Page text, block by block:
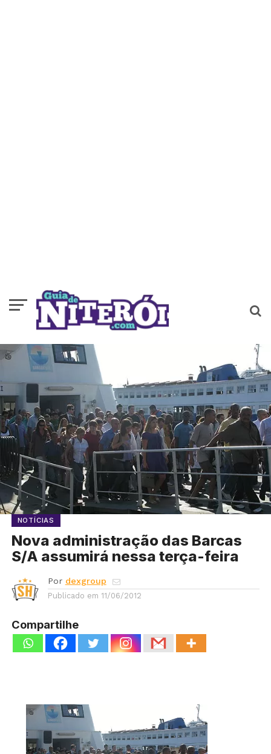
NOTÍCIAS
Nova administração das Barcas
S/A assumirá nessa terça-feira
Por dexgroup
Publicado em 11/06/2012
Compartilhe